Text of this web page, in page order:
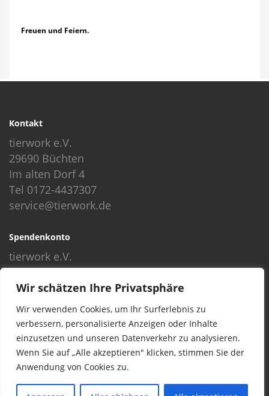
Wir schätzen Ihre Privatsphäre
Wir verwenden Cookies, um Ihr Surferlebnis zu
verbessern, personalisierte Anzeigen oder Inhalte
einzusetzen und unseren Datenverkehr zu analysieren.
Wenn Sie auf „Alle akzeptieren" klicken, stimmen Sie der
Anwendung von Cookies zu.
Freuen und Feiern.
Kontakt
tierwork e.V.
29690 Büchten
Im alten Dorf 4
Tel 0172-4437307
service@tierwork.de
Spendenkonto
tierwork e.V.
Volksbank
BLZ: 24060300
Konto: 4902218000
IBAN: DE68240603004902218000
BIC: GENODEF1NBU
© 2016 Copyright by tierwork. All rights reserved.